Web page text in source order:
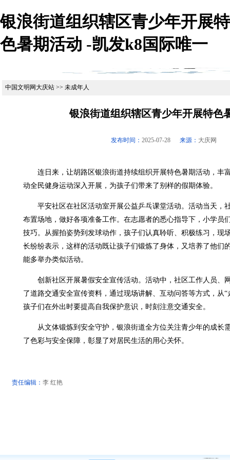
银浪街道组织辖区青少年开展特
色暑期活动 -凯发k8国际唯一
中国文明网大庆站 >> 未成年人
银浪街道组织辖区青少年开展特色
发布时间： 2025-07-28 来源： 大庆网
连日来，让胡路区银浪街道持续组织开展特色暑期活动，丰
动全民健身运动深入开展，为孩子们带来了别样的假期体验。
平安社区在社区活动室开展公益乒乓课堂活动。活动当天，
布置场地，做好各项准备工作。在志愿者的悉心指导下，小学员
技巧。从握拍姿势到发球动作，孩子们认真聆听、积极练习，现
长纷纷表示，这样的活动既让孩子们锻炼了身体，又培养了他们
能多举办类似活动。
创新社区开展暑假安全宣传活动。活动中，社区工作人员、
了道路交通安全宣传资料，通过现场讲解、互动问答等方式，从
孩子们在外出时要提高自我保护意识，时刻注意交通安全。
从文体锻炼到安全守护，银浪街道全方位关注青少年的成长
了色彩与安全保障，彰显了对居民生活的用心关怀。
责任编辑： 李 红艳